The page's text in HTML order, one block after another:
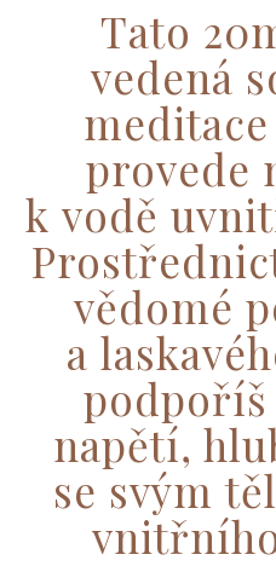
Tato
vedená
provede
k vodě
vědomé
a
napětí,
se svým